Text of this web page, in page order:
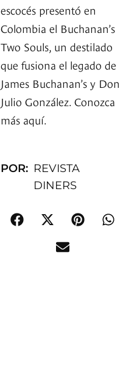
escocés presentó en
Colombia el Buchanan’s
Two Souls, un destilado
que fusiona el legado de
James Buchanan’s y Don
Julio González. Conozca
más aquí.
POR: REVISTA
DINERS